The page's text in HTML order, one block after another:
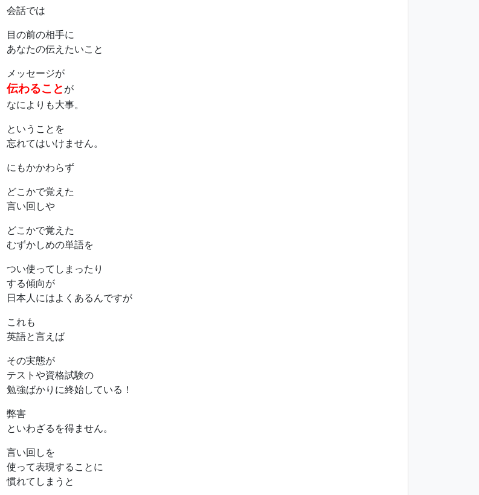
会話では
目の前の相手に
あなたの伝えたいこと
メッセージが
伝わること が
なによりも大事。
ということを
忘れてはいけません。
にもかかわらず
どこかで覚えた
言い回しや
どこかで覚えた
むずかしめの単語を
つい使ってしまったり
する傾向が
日本人にはよくあるんですが
これも
英語と言えば
その実態が
テストや資格試験の
勉強ばかりに終始している！
弊害
といわざるを得ません。
言い回しを
使って表現することに
慣れてしまうと